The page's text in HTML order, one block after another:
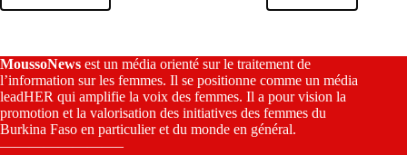
MoussoNews est un média orienté sur le traitement de
l’information sur les femmes. Il se positionne comme un média
leadHER qui amplifie la voix des femmes. Il a pour vision la
promotion et la valorisation des initiatives des femmes du
Burkina Faso en particulier et du monde en général.
————————–